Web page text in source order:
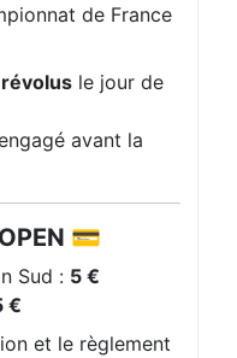
de France
le jour de
avant la
💳
Sud : 5 €
€
et le règlement